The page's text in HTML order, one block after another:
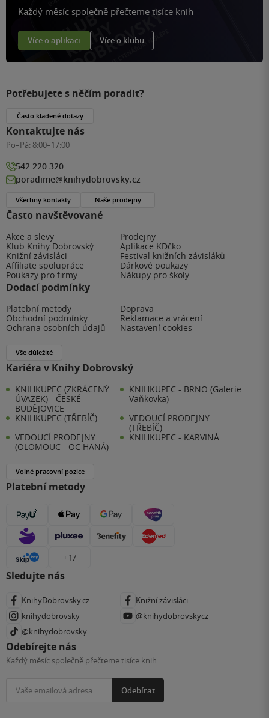
Každý měsíc společně přečteme tisíce knih
Více o aplikaci Více o klubu
Často navštěvované
Akce a slevy
Prodejny
Klub Knihy Dobrovský
Aplikace KDčko
Knižní závisláci
Festival knižních závisláků
Affiliate spolupráce
Dárkové poukazy
Poukazy pro firmy
Nákupy pro školy
Dodací podmínky
Platební metody
Doprava
Obchodní podmínky
Reklamace a vrácení
Ochrana osobních údajů
Nastavení cookies
Vše důležité
Kariéra v Knihy Dobrovský
KNIHKUPEC (ZKRÁCENÝ
ÚVAZEK) - ČESKÉ
BUDĚJOVICE
KNIHKUPEC - BRNO (Galerie
Vaňkovka)
KNIHKUPEC (TŘEBÍČ)
VEDOUCÍ PRODEJNY
(TŘEBÍČ)
VEDOUCÍ PRODEJNY
(OLOMOUC - OC HANÁ)
KNIHKUPEC - KARVINÁ
Volné pracovní pozice
Platební metody
+ 17
Sledujte nás
KnihyDobrovsky.cz
Knižní závisláci
knihydobrovsky
@knihydobrovskycz
@knihydobrovsky
Odebírejte nás
Každý měsíc společně přečteme tisíce knih
Odebírat
Potřebujete s něčím poradit?
Často kladené dotazy
Kontaktujte nás
Po–Pá: 8:00–17:00
542 220 320
poradime@knihydobrovsky.cz
Všechny kontakty Naše prodejny